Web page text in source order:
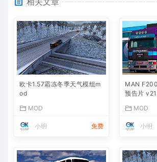
欧卡1.57霜冻冬季天气模组m
od
MOD
小明 免费
MAN
预告片
MOD
小明